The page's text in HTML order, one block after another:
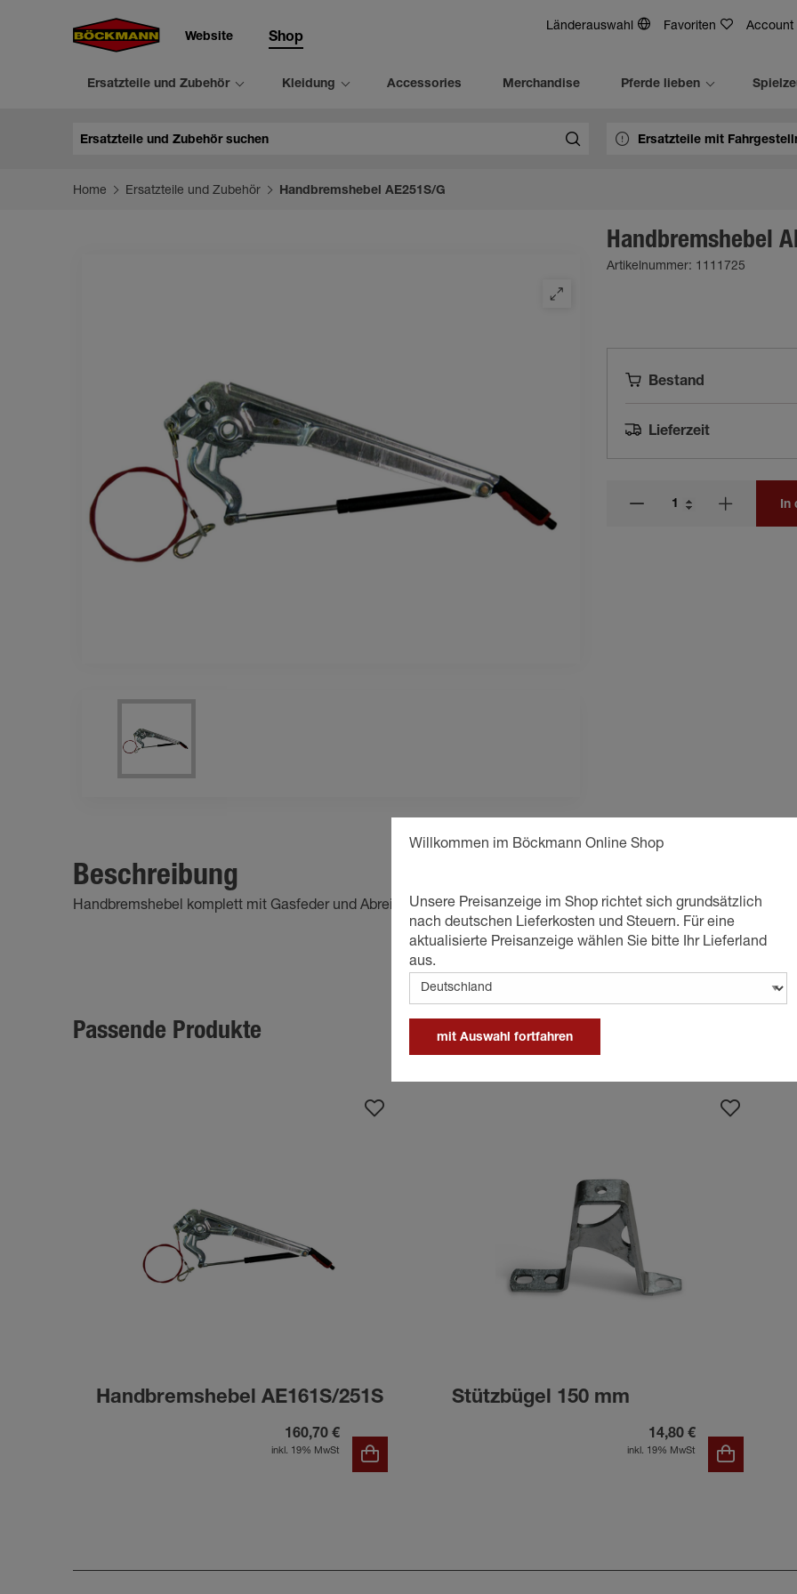
Website Shop
Länderauswahl Favoriten Account
Ersatzteile und Zubehör Kleidung Accessories Merchandise Pferde lieben
Home Ersatzteile und Zubehör Handbremshebel AE251S/G
Handbremshebel
Artikelnummer: 1111725
Bestand
Lieferzeit
In
Beschreibung
Handbremshebel komplett mit Gasfeder und Abreißseil für Auflaufeinrichtung 251S/G, AL-KO
Passende Produkte
Handbremshebel AE161S/251S
160,70 €
inkl. 19% MwSt
Stützbügel 150 mm
14,80 €
inkl. 19% MwSt
Willkommen im Böckmann Online Shop
Unsere Preisanzeige im Shop richtet sich grundsätzlich
nach deutschen Lieferkosten und Steuern. Für eine
aktualisierte Preisanzeige wählen Sie bitte Ihr Lieferland
aus.
mit Auswahl fortfahren